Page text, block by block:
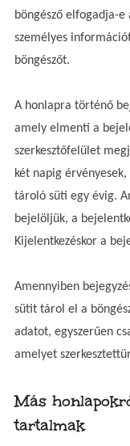
böngésző elfogadja-
személyes
böngészőt.
A honlapra történő
amely elmenti a
szerkesztőfelület
két napig
tároló süti egy évig.
bejelöljük, a
Kijelentkezéskor a
Amennyiben
sütit tárol el a
adatot, egyszerűen
amelyet
Más
tartalmak